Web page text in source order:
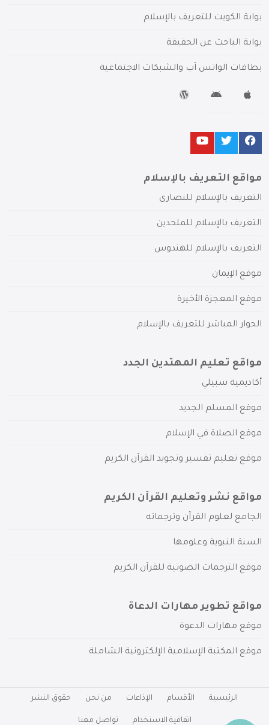
بوابة الكويت للتعريف بالإسلام
بوابة الباحث عن الحقيقة
بطاقات الواتس آب والشبكات الاجتماعية
مواقع التعريف بالإسلام
التعريف بالإسلام للنصارى
التعريف بالإسلام للملحدين
التعريف بالإسلام للهندوس
موقع الإيمان
موقع المعجزة الأخيرة
الحوار المباشر للتعريف بالإسلام
مواقع تعليم المهتدين الجدد
أكاديمية سبيلي
موقع المسلم الجديد
موقع الصلاة في الإسلام
موقع تعليم تفسير وتجويد القرآن الكريم
مواقع نشر وتعليم القرآن الكريم
الجامع لعلوم القرآن وترجماته
السنة النبوية وعلومها
موقع الترجمات الصوتية للقرآن الكريم
مواقع تطوير مهارات الدعاة
موقع مهارات الدعوة
موقع المكتبة الإسلامية الإلكترونية الشاملة
الرئيسية الأقسام الإذاعات من نحن حقوق النشر
اتفاقية الاستخدام تواصل معنا